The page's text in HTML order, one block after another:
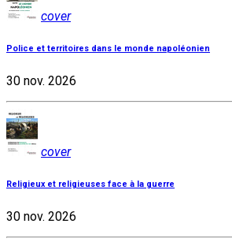
cover
Police et territoires dans le monde napoléonien
30 nov. 2026
cover
Religieux et religieuses face à la guerre
30 nov. 2026